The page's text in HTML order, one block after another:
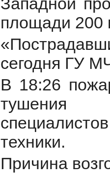
площади 200
сегодня ГУ
В 18:26
тушения
техники.
Причина